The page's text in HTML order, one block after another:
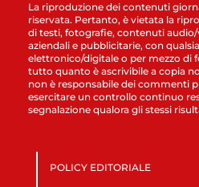
La riproduzione dei contenuti
riservata. Pertanto, è vietata la
di testi, fotografie, contenuti
aziendali e pubblicitarie, con
elettronico/digitale o per mezzo di
tutto quanto è ascrivibile a copia
non è responsabile dei commenti
esercitare un controllo continuo
segnalazione qualora gli stessi
POLICY EDITORIALE